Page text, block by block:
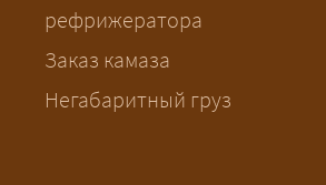
документов.
рефрижератора
Заказ камаза
Негабаритный груз